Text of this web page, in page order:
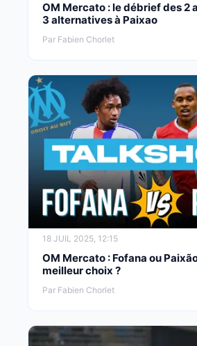
OM Mercato : le débrief des 2
3 alternatives à Paixao
Par Fabien Chorlet
18 JUIL 2025, 12:15
OM Mercato : Fofana ou
meilleur choix ?
Par Fabien Chorlet